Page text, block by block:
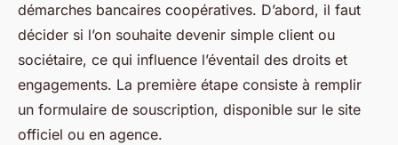
démarches bancaires coopératives. D’abord, il faut
décider si l’on souhaite devenir simple client ou
sociétaire, ce qui influence l’éventail des droits et
engagements. La première étape consiste à remplir
un formulaire de souscription, disponible sur le site
officiel ou en agence.